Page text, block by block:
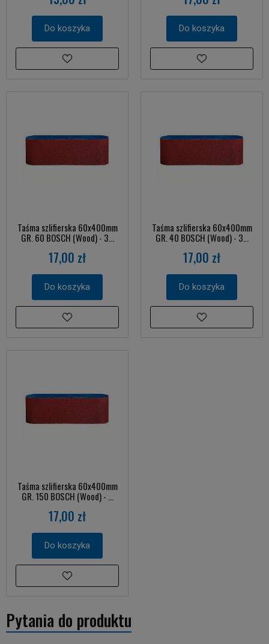
Do koszyka Do koszyka
Taśma szlifierska 60x400mm
GR. 60 BOSCH (Wood) - 3...
17,00 zł
Do koszyka
Taśma szlifierska 60x400mm
GR. 40 BOSCH (Wood) - 3...
17,00 zł
Do koszyka
Taśma szlifierska 60x400mm
GR. 150 BOSCH (Wood) - ...
17,00 zł
Do koszyka
Pytania do produktu